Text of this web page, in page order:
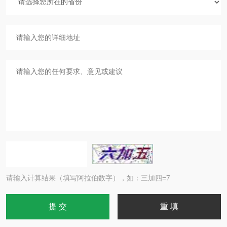
请输入计算结果（填写阿拉伯数字），如：三加四=7